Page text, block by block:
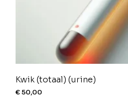
Kwik (totaal) (urine)
€50,00